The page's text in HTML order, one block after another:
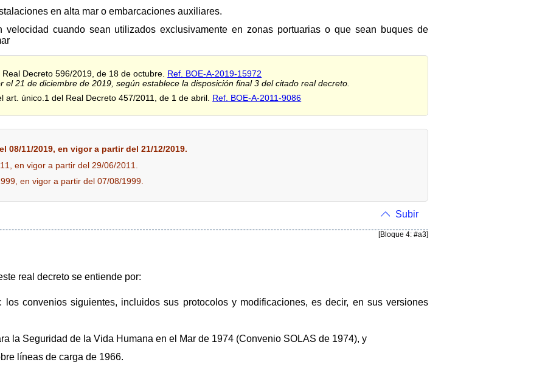
en alta mar o embarcaciones auxiliares.
cuando sean utilizados exclusivamente en zonas portuarias o que sean buques de
Decreto 596/2019, de 18 de octubre. Ref. BOE-A-2019-15972
el 21 de diciembre de 2019, según establece la disposición final 3 del citado real decreto.
art. único.1 del Real Decreto 457/2011, de 1 de abril. Ref. BOE-A-2011-9086
08/11/2019, en vigor a partir del 21/12/2019.
en vigor a partir del 29/06/2011.
en vigor a partir del 07/08/1999.
Subir
[Bloque 4: #a3]
real decreto se entiende por:
los convenios siguientes, incluidos sus protocolos y modificaciones, es decir, en sus versiones
la Seguridad de la Vida Humana en el Mar de 1974 (Convenio SOLAS de 1974), y
líneas de carga de 1966.